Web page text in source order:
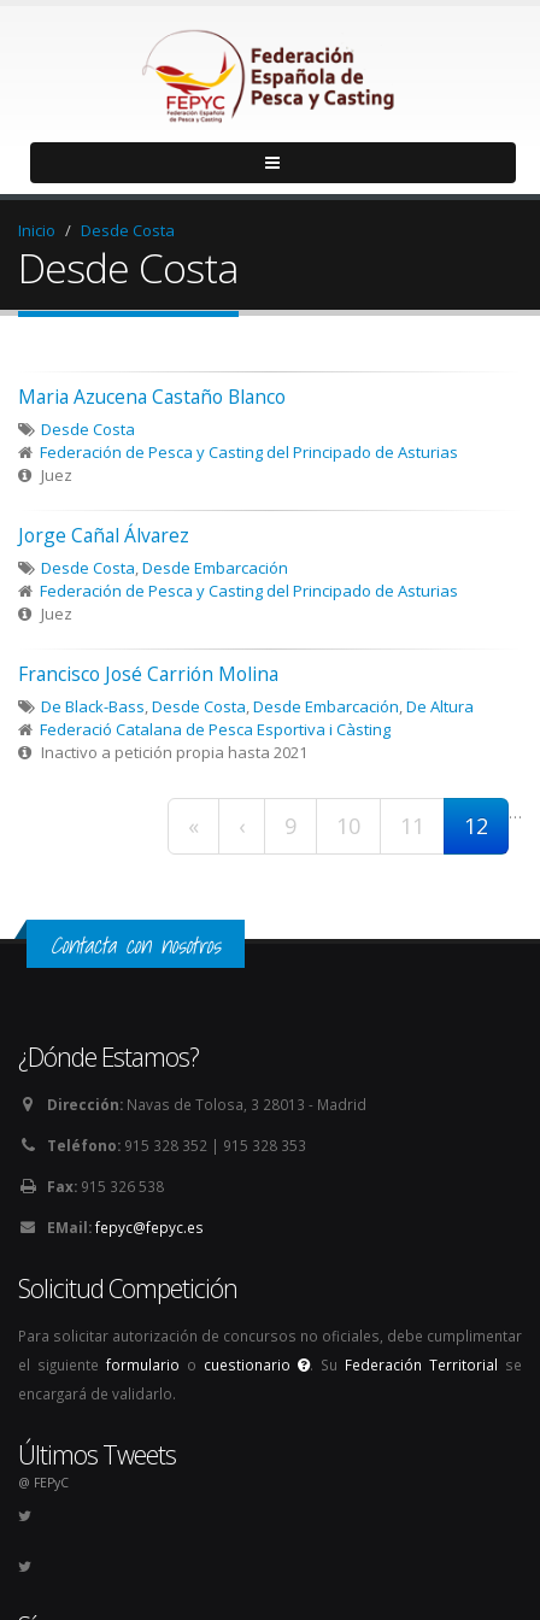
Inicio Desde Costa
Desde Costa
Maria Azucena Castaño Blanco
Desde Costa
Federación de Pesca y Casting del Principado de Asturias
Juez
Jorge Cañal Álvarez
Desde Costa,Desde Embarcación
Federación de Pesca y Casting del Principado de Asturias
Juez
Francisco José Carrión Molina
De Black-Bass,Desde Costa,Desde Embarcación,De Altura
Federació Catalana de Pesca Esportiva i Càsting
Inactivo a petición propia hasta 2021
« ‹ …
9 10 11 12
Contacta con nosotros
¿Dónde Estamos?
Dirección: Navas de Tolosa, 3 28013 - Madrid
Teléfono: 915 328 352 | 915 328 353
Fax: 915 326 538
EMail:fepyc@fepyc.es
Solicitud Competición
Para solicitar autorización de concursos no oficiales, debe cumplimentar
el siguiente formulario o cuestionario . Su Federación Territorial se
encargará de validarlo.
Últimos Tweets
@ FEPyC